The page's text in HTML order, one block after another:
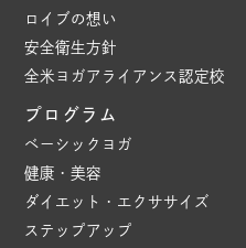
ロイブの想い
安全衛生方針
全米ヨガアライアンス認定校
プログラム
ベーシックヨガ
健康・美容
ダイエット・エクササイズ
ステップアップ